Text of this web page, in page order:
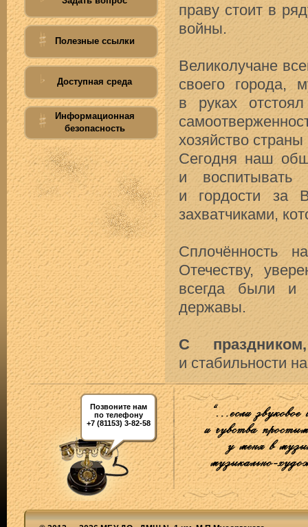
Полезные ссылки
Доступная среда
Информационная
безопасность
праву стоит в
войны.
Великолучане
своего города,
в руках
хозяйство
Сегодня наш
и воспитывать
и гордости за
захватчиками,
Сплочённость
Отечеству,
всегда были и
державы.
С
и стабильности
Позвоните нам
по телефону
+7 (81153) 3-82-58